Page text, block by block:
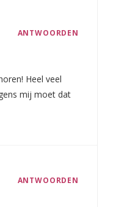
ANTWOORDEN
Heel veel
mij moet dat
ANTWOORDEN